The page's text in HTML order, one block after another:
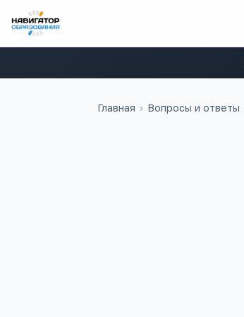
Главная › Вопросы и ответы